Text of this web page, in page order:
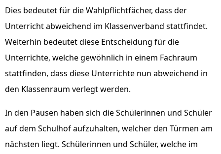
Dies bedeutet für die Wahlpflichtfächer, dass der
Unterricht abweichend im Klassenverband stattfindet.
Weiterhin bedeutet diese Entscheidung für die
Unterrichte, welche gewöhnlich in einem Fachraum
stattfinden, dass diese Unterrichte nun abweichend in
den Klassenraum verlegt werden.
In den Pausen haben sich die Schülerinnen und Schüler
auf dem Schulhof aufzuhalten, welcher den Türmen am
nächsten liegt. Schülerinnen und Schüler, welche im